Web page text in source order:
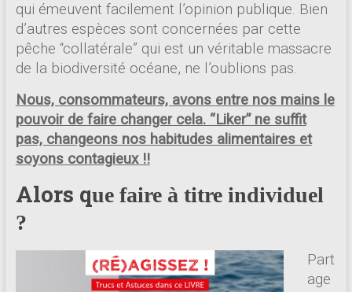
qui émeuvent facilement l’opinion publique. Bien
d’autres espèces sont concernées par cette
pêche “collatérale” qui est un véritable massacre
de la biodiversité océane, ne l’oublions pas.
Nous, consommateurs, avons entre nos mains le
pouvoir de faire changer cela. “Liker” ne suffit
pas, changeons nos habitudes alimentaires et
soyons contagieux !!
Alors que faire à titre individuel
?
Part
age